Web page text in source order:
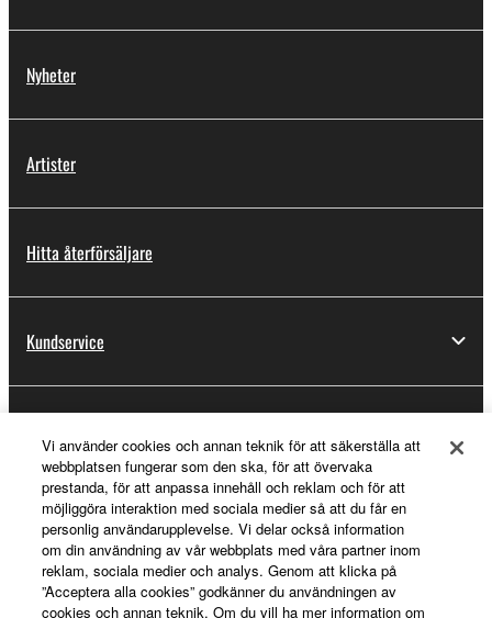
Nyheter
Artister
Hitta återförsäljare
Kundservice
Om Yamaha
Sverige - Swedish
Vi använder cookies och annan teknik för att säkerställa att
webbplatsen fungerar som den ska, för att övervaka
prestanda, för att anpassa innehåll och reklam och för att
möjliggöra interaktion med sociala medier så att du får en
personlig användarupplevelse. Vi delar också information
om din användning av vår webbplats med våra partner inom
reklam, sociala medier och analys. Genom att klicka på
”Acceptera alla cookies” godkänner du användningen av
cookies och annan teknik. Om du vill ha mer information om